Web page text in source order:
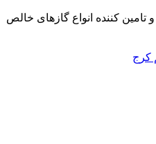
و تامین کننده انواع گازهای خالص